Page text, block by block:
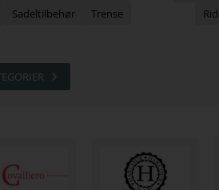
Sadeltilbehør Trense